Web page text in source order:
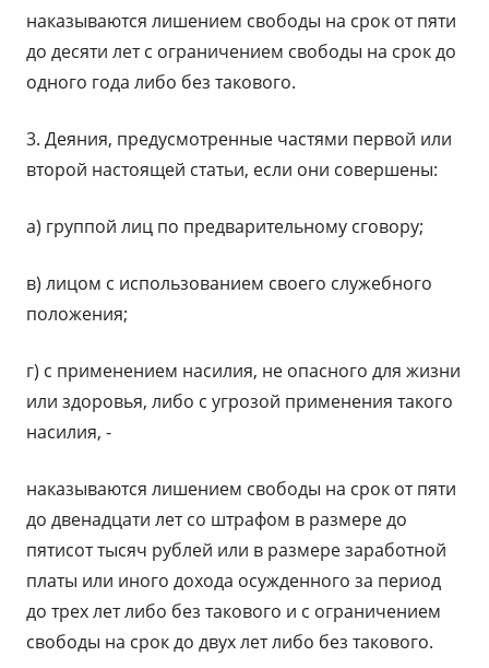
наказываются лишением свободы на срок от пяти
до десяти лет с ограничением свободы на срок до
одного года либо без такового.
3. Деяния, предусмотренные частями первой или
второй настоящей статьи, если они совершены:
а) группой лиц по предварительному сговору;
в) лицом с использованием своего служебного
положения;
г) с применением насилия, не опасного для жизни
или здоровья, либо с угрозой применения такого
насилия, -
наказываются лишением свободы на срок от пяти
до двенадцати лет со штрафом в размере до
пятисот тысяч рублей или в размере заработной
платы или иного дохода осужденного за период
до трех лет либо без такового и с ограничением
свободы на срок до двух лет либо без такового.